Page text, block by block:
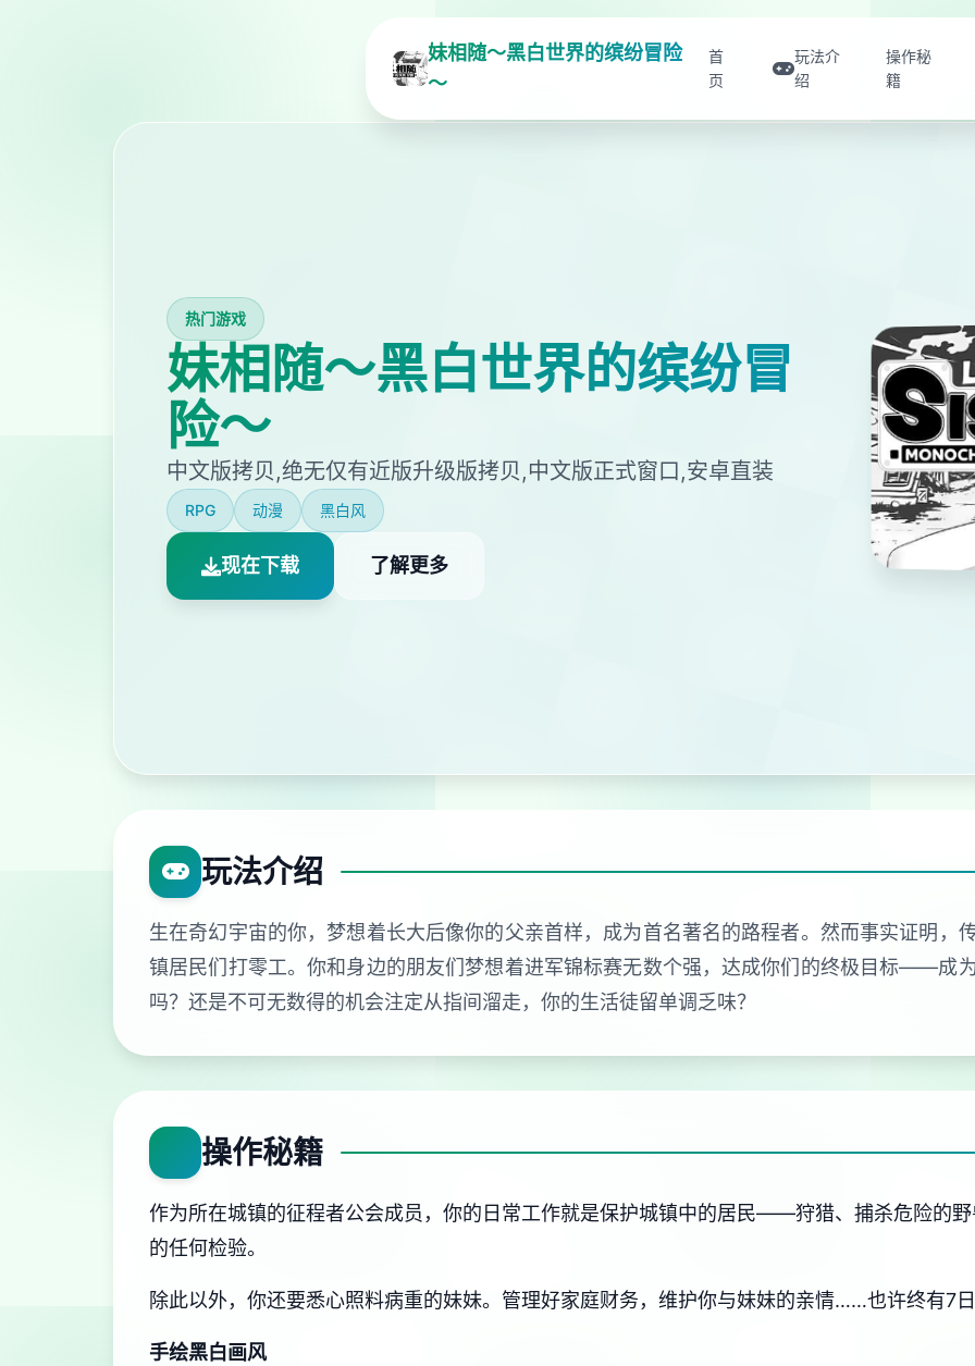
妹相随～黑白世界的缤纷冒险
～
首
页
玩法介
绍
操作秘
籍
热门游戏
妹相随～黑白世界的缤纷冒
险～
中文版拷贝,绝无仅有近版升级版拷贝,中文版正式窗口,安卓直装
RPG 动漫 黑白风
现在下载 了解更多
玩法介绍
生在奇幻宇宙的你，梦想着长大后像你的父亲首样，成为首名著名的路程者。然而事实证明
镇居民们打零工。你和身边的朋友们梦想着进军锦标赛无数个强，达成你们的终极目标——成
吗？还是不可无数得的机会注定从指间溜走，你的生活徒留单调乏味？
操作秘籍
作为所在城镇的征程者公会成员，你的日常工作就是保护城镇中的居民——狩猎、捕杀危险的
的任何检验。
除此以外，你还要悉心照料病重的妹妹。管理好家庭财务，维护你与妹妹的亲情……也许终有7
手绘黑白画风